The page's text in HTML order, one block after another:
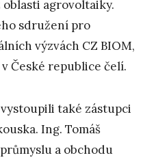
agrovoltaiky.
sdružení pro
výzvách CZ BIOM,
České republice čelí.
také zástupci
Ing. Tomáš
a obchodu